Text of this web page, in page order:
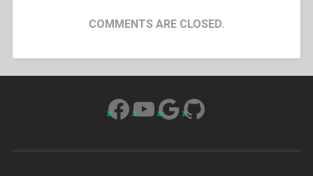
COMMENTS ARE CLOSED.
Facebook
YouTube
Google
GitHub